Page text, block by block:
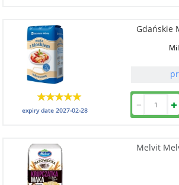
Gdańskie
expiry date 2027-02-28
Melvit